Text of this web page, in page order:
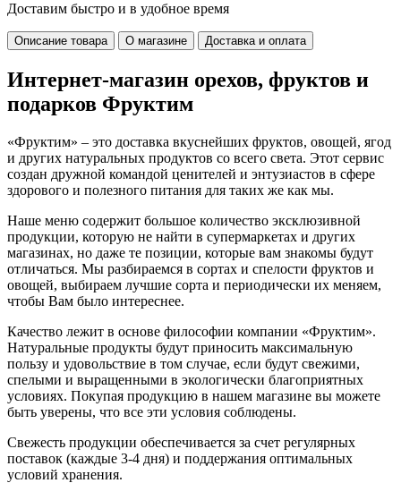
Доставим быстро и в удобное время
Описание товара О магазине Доставка и оплата
Интернет-магазин орехов, фруктов и
подарков Фруктим
«Фруктим» – это доставка вкуснейших фруктов, овощей, ягод
и других натуральных продуктов со всего света. Этот сервис
создан дружной командой ценителей и энтузиастов в сфере
здорового и полезного питания для таких же как мы.
Наше меню содержит большое количество эксклюзивной
продукции, которую не найти в супермаркетах и других
магазинах, но даже те позиции, которые вам знакомы будут
отличаться. Мы разбираемся в сортах и спелости фруктов и
овощей, выбираем лучшие сорта и периодически их меняем,
чтобы Вам было интереснее.
Качество лежит в основе философии компании «Фруктим».
Натуральные продукты будут приносить максимальную
пользу и удовольствие в том случае, если будут свежими,
cпелыми и выращенными в экологически благоприятных
условиях. Покупая продукцию в нашем магазине вы можете
быть уверены, что все эти условия соблюдены.
Свежесть продукции обеспечивается за счет регулярных
поставок (каждые 3-4 дня) и поддержания оптимальных
условий хранения.